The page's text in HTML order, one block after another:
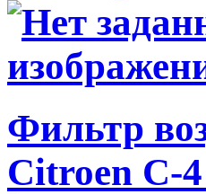
Фильтр
Citroen C-